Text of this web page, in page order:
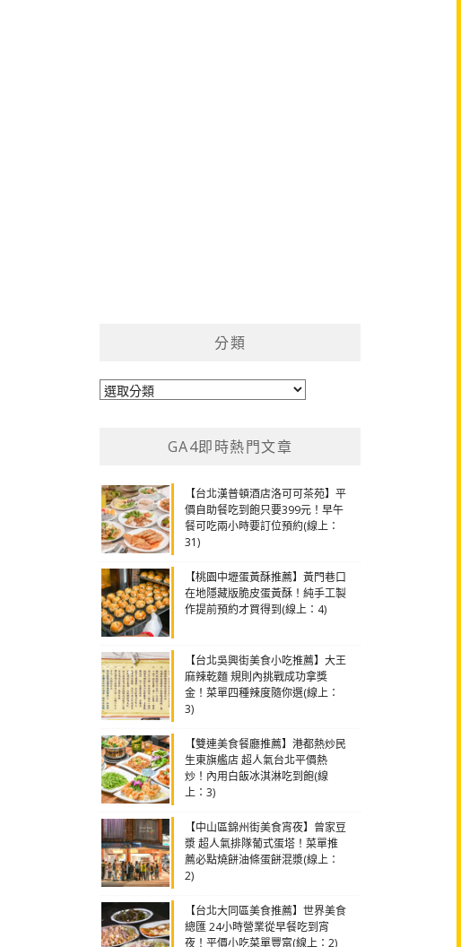
分類
分
GA4即時熱門文章
【台北漢普頓酒店洛可可茶苑】平
價自助餐吃到飽只要399元！早午
餐可吃兩小時要訂位預約(線上：
31)
【桃園中壢蛋黃酥推薦】黃門巷口
在地隱藏版脆皮蛋黃酥！純手工製
作提前預約才買得到(線上：4)
【台北吳興街美食小吃推薦】大王
麻辣乾麵 規則內挑戰成功拿獎
金！菜單四種辣度隨你選(線上：
3)
【雙連美食餐廳推薦】港都熱炒民
生東旗艦店 超人氣台北平價熱
炒！內用白飯冰淇淋吃到飽(線
上：3)
【中山區錦州街美食宵夜】曾家豆
漿 超人氣排隊葡式蛋塔！菜單推
薦必點燒餅油條蛋餅混漿(線上：
2)
【台北大同區美食推薦】世界美食
總匯 24小時營業從早餐吃到宵
夜！平價小吃菜單豐富(線上：2)